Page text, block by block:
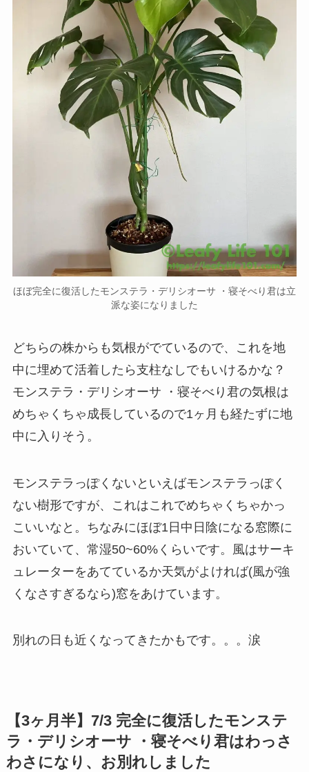
ほぼ完全に復活したモンステラ・デリシオーサ ・寝そべり君は立
派な姿になりました
どちらの株からも気根がでているので、これを地
中に埋めて活着したら支柱なしでもいけるかな？
モンステラ・デリシオーサ ・寝そべり君の気根は
めちゃくちゃ成長しているので1ヶ月も経たずに地
中に入りそう。
モンステラっぽくないといえばモンステラっぽく
ない樹形ですが、これはこれでめちゃくちゃかっ
こいいなと。ちなみにほぼ1日中日陰になる窓際に
おいていて、常湿50~60%くらいです。風はサーキ
ュレーターをあてているか天気がよければ(風が強
くなさすぎるなら)窓をあけています。
別れの日も近くなってきたかもです。。。涙
【3ヶ月半】7/3 完全に復活したモンステ
ラ・デリシオーサ ・寝そべり君はわっさ
わさになり、お別れしました